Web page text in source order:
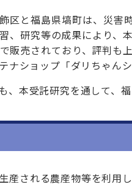
区と福島県塙町は、災害
、研究等の成果により、
販売されており、評判も
ナショップ「ダリちゃん
、本受託研究を通して、
産される農産物等を利用